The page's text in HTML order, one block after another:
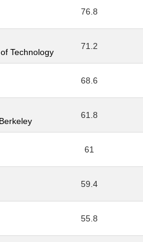
76.8
Technology
71.2
68.6
61.8
61
59.4
55.8